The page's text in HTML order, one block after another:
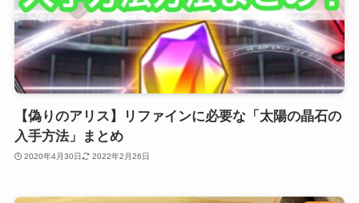
【偽りのアリス】リファインに必要な「太陽の晶石の
入手方法」まとめ
2020年4月30日 2022年2月26日